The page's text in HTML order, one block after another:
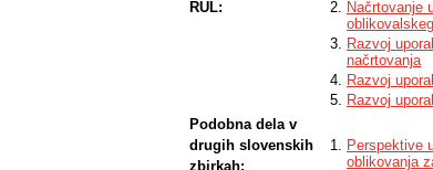
creation of an online game was
designers and developers, such as
RUL:
Načrtovanje
Razvoj
načrtovanja
Razvoj
Razvoj
Podobna dela v
drugih slovenskih
zbirkah:
Perspektive
oblikovanja